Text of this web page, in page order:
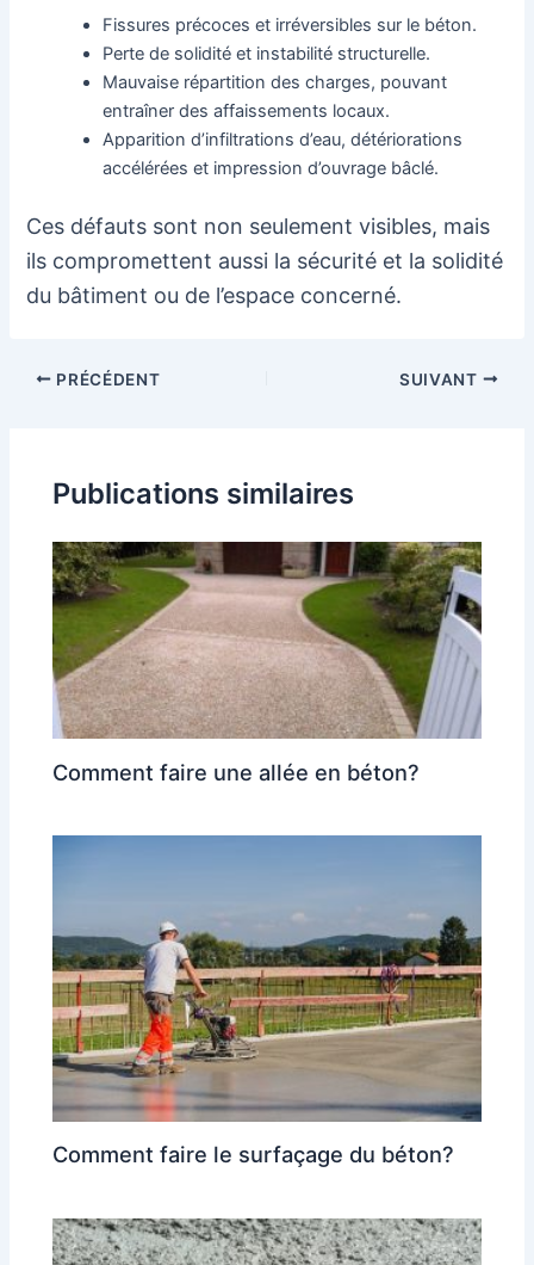
Fissures précoces et irréversibles sur le béton.
Perte de solidité et instabilité structurelle.
Mauvaise répartition des charges, pouvant
entraîner des affaissements locaux.
Apparition d’infiltrations d’eau, détériorations
accélérées et impression d’ouvrage bâclé.
Ces défauts sont non seulement visibles, mais
ils compromettent aussi la sécurité et la solidité
du bâtiment ou de l’espace concerné.
NavigationPRÉCÉDENT SUIVANT
Publications similaires
Comment faire une allée en béton?
Comment faire le surfaçage du béton?